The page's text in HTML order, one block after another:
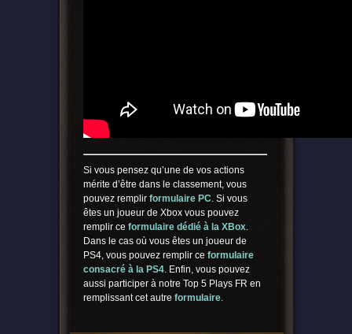
Si vous pensez qu’une de vos actions
mérite d’être dans le classement, vous
pouvez remplir formulaire PC. Si vous
êtes un joueur de Xbox vous pouvez
remplir ce formulaire dédié à la XBox.
Dans le cas où vous êtes un joueur de
PS4, vous pouvez remplir ce formulaire
consacré à la PS4. Enfin, vous pouvez
aussi participer à notre Top 5 Plays FR en
remplissant cet autre formulaire.